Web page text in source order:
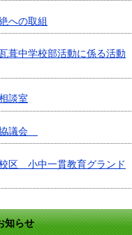
への取組
葺中学校部活動に係る活動
談室
議会
区 小中一貫教育グランド
知らせ